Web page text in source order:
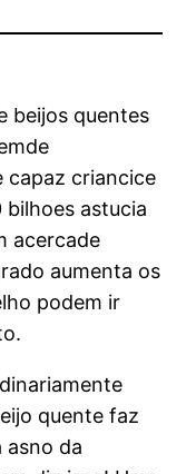
beijos quentes
capaz criancice
bilhoes astucia
acercade
aumenta os
podem ir
quente faz
asno da